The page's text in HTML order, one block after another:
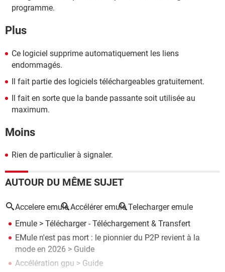
programme.
Plus
Ce logiciel supprime automatiquement les liens
endommagés.
Il fait partie des logiciels téléchargeables gratuitement.
Il fait en sorte que la bande passante soit utilisée au
maximum.
Moins
Rien de particulier à signaler.
AUTOUR DU MÊME SUJET
Accelere emule Accélérer emule Telecharger emule
Emule > Télécharger - Téléchargement & Transfert
EMule n'est pas mort : le pionnier du P2P revient à la
mode en 2026 > Guide
Accélération gpu > Guide